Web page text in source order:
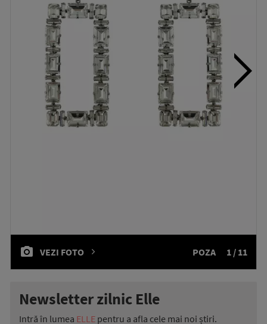
VEZI FOTO POZA 1 / 11
Newsletter zilnic Elle
Intră în lumea ELLE pentru a afla cele mai noi știri.